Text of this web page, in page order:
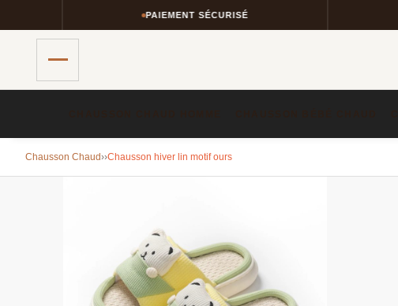
PAIEMENT SÉCURISÉ
Chausson Chaud››Chausson hiver lin motif ours